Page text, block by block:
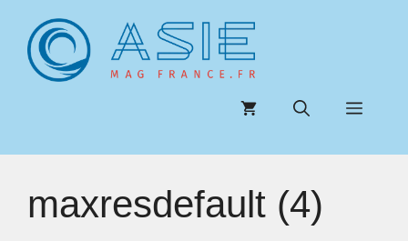
contenu
Menu
maxresdefault (4)